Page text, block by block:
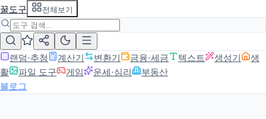
꿀도구 전체보기
랜덤·추첨 계산기 변환기 금융·세금 텍스트 생성기
생
활
파일 도구 게임 운세·심리
부동산
블로그